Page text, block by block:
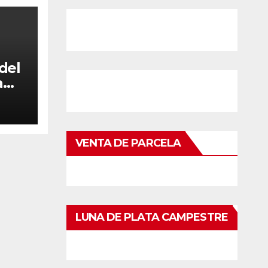
VENTA DE PARCELA
LUNA DE PLATA CAMPESTRE